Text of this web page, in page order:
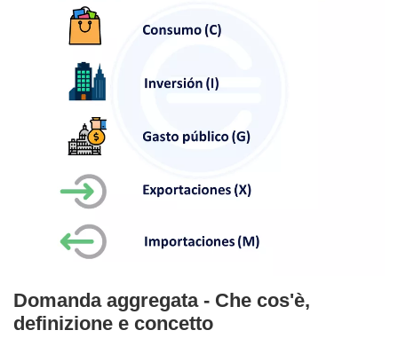
Domanda aggregata - Che cos'è,
definizione e concetto